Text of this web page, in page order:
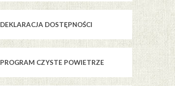
DEKLARACJA DOSTĘPNOŚCI
PROGRAM CZYSTE POWIETRZE